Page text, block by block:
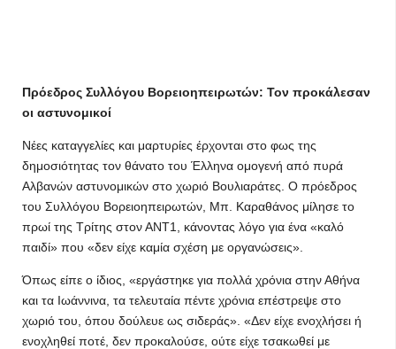
Πρόεδρος Συλλόγου Βορειοηπειρωτών: Τον προκάλεσαν
οι αστυνομικοί
Νέες καταγγελίες και μαρτυρίες έρχονται στο φως της
δημοσιότητας τον θάνατο του Έλληνα ομογενή από πυρά
Αλβανών αστυνομικών στο χωριό Βουλιαράτες. Ο πρόεδρος
του Συλλόγου Βορειοηπειρωτών, Μπ. Καραθάνος μίλησε το
πρωί της Τρίτης στον ΑΝΤ1, κάνοντας λόγο για ένα «καλό
παιδί» που «δεν είχε καμία σχέση με οργανώσεις».
Όπως είπε ο ίδιος, «εργάστηκε για πολλά χρόνια στην Αθήνα
και τα Ιωάννινα, τα τελευταία πέντε χρόνια επέστρεψε στο
χωριό του, όπου δούλευε ως σιδεράς». «Δεν είχε ενοχλήσει ή
ενοχληθεί ποτέ, δεν προκαλούσε, ούτε είχε τσακωθεί με